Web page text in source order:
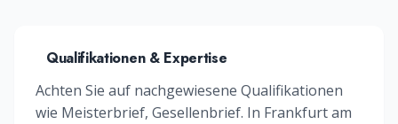
Qualifikationen & Expertise
Achten Sie auf nachgewiesene Qualifikationen
wie Meisterbrief, Gesellenbrief. In Frankfurt am